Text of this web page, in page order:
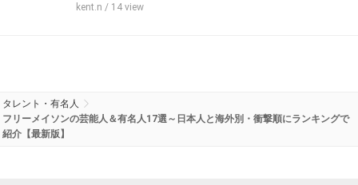
kent.n / 14 view
タレント・有名人
フリーメイソンの芸能人＆有名人17選～日本人と海外別・衝撃順にランキングで
紹介【最新版】